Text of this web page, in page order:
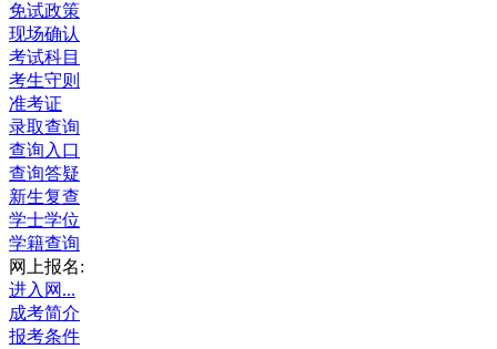
免试政策
现场确认
考试科目
考生守则
准考证
录取查询
查询入口
查询答疑
新生复查
学士学位
学籍查询
网上报名:
进入网...
成考简介
报考条件